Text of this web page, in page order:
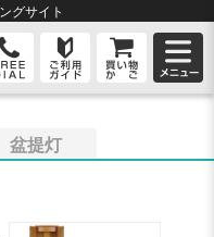
グサイト
盆提灯